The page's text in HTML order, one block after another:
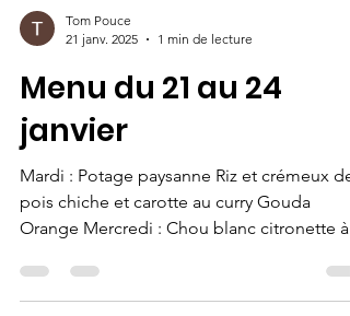
21 janv. 2025
1 min de lecture
Menu du 21 au 24
janvier
Mardi : Potage paysanne Riz et crémeux de
Orange Mercredi : Chou blanc citronette à
l'ananas...